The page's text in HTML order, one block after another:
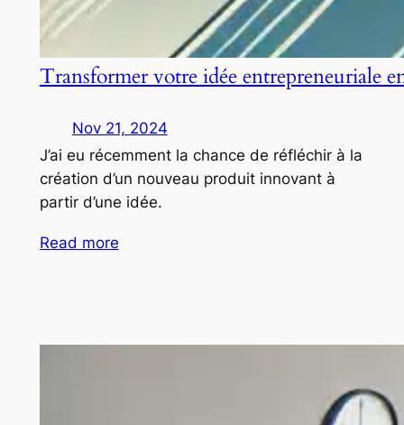
Transformer votre idée entrepreneuriale
Nov 21, 2024
J’ai eu récemment la chance de réfléchir à la
création d’un nouveau produit innovant à
partir d’une idée.
Read more